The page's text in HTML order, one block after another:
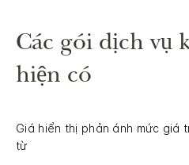
Các gói dịch vụ
hiện có
Giá hiển thị phản ánh mức giá
từ